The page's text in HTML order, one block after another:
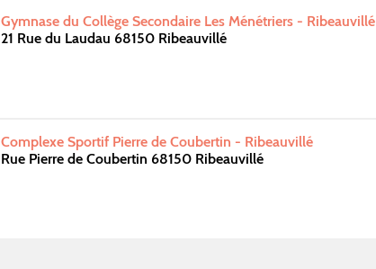
Gymnase du Collège Secondaire Les Ménétriers - Ribeauvillé
21 Rue du Laudau 68150 Ribeauvillé
Complexe Sportif Pierre de Coubertin - Ribeauvillé
Rue Pierre de Coubertin 68150 Ribeauvillé